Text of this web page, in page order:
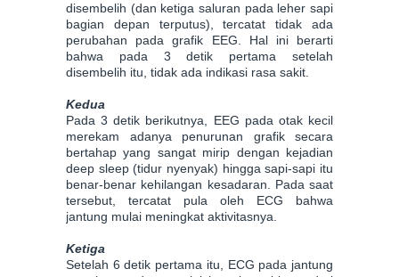
disembelih (dan ketiga saluran pada leher sapi
bagian depan terputus), tercatat tidak ada
perubahan pada grafik EEG. Hal ini berarti
bahwa pada 3 detik pertama setelah
disembelih itu, tidak ada indikasi rasa sakit.
Kedua
Pada 3 detik berikutnya, EEG pada otak kecil
merekam adanya penurunan grafik secara
bertahap yang sangat mirip dengan kejadian
deep sleep (tidur nyenyak) hingga sapi-sapi itu
benar-benar kehilangan kesadaran. Pada saat
tersebut, tercatat pula oleh ECG bahwa
jantung mulai meningkat aktivitasnya.
Ketiga
Setelah 6 detik pertama itu, ECG pada jantung